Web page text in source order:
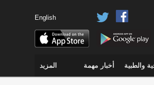
English
والطبية أخبار مهمة المزيد